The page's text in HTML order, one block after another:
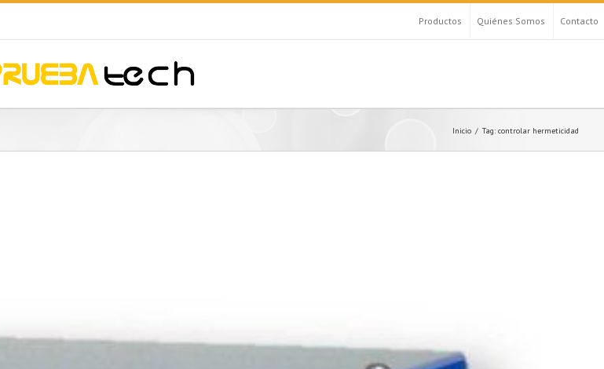
Productos Quiénes Somos Contacto
Inicio Tag: controlar hermeticidad